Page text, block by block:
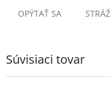
OPÝTAŤ SA
Súvisiaci tovar